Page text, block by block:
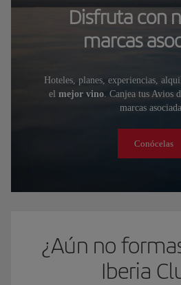
Disfruta con
marcas
Hoteles, planes, experiencias,
el mejor vino. Canjea tus Avios
marcas
Conócelas
¿Aún no
Iberia